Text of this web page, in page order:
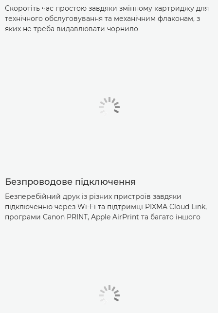
Скоротіть час простою завдяки змінному картриджу для
технічного обслуговування та механічним флаконам, з
яких не треба видавлювати чорнило
Безпроводове підключення
Безперебійний друк із різних пристроїв завдяки
підключенню через Wi-Fi та підтримці PIXMA Cloud Link,
програми Canon PRINT, Apple AirPrint та багато іншого